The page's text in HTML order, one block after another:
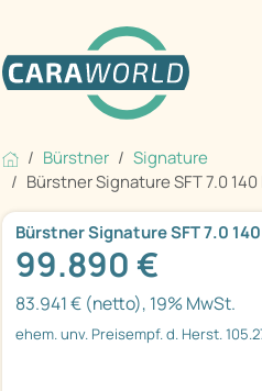
Bürstner
Signature
Bürstner Signature SFT 7.0 140
Bürstner Signature SFT 7.0
99.890 €
83.941 € (netto), 19% MwSt.
ehem. unv. Preisempf. d. Herst.